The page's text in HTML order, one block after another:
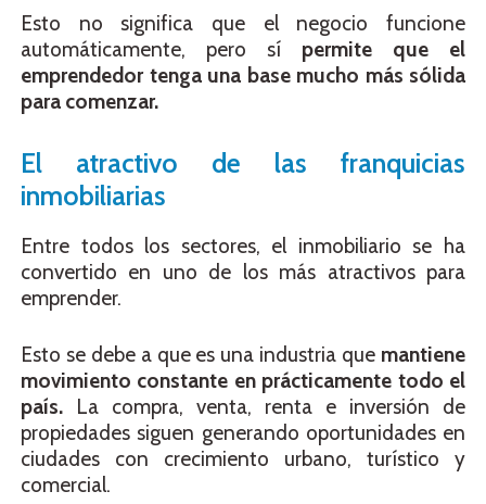
Esto no significa que el negocio funcione
automáticamente, pero sí permite que el
emprendedor tenga una base mucho más sólida
para comenzar.
El atractivo de las franquicias
inmobiliarias
Entre todos los sectores, el inmobiliario se ha
convertido en uno de los más atractivos para
emprender.
Esto se debe a que es una industria que mantiene
movimiento constante en prácticamente todo el
país. La compra, venta, renta e inversión de
propiedades siguen generando oportunidades en
ciudades con crecimiento urbano, turístico y
comercial.